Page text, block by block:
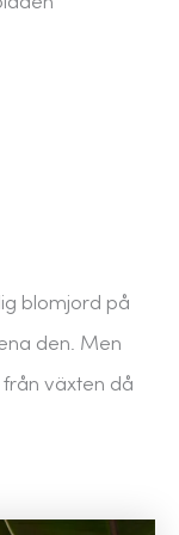
blomjord på
den. Men
växten då